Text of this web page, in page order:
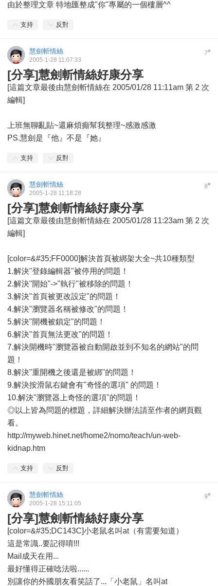
由於整理文章 特地匯整成"你"專屬的一個樓層^^
支持 反對
7#
慧劍斬情絲
2005-1-28 11:07:33
[分享]慧劍斬情絲好康分享
[這篇文章最後由慧劍斬情絲在 2005/01/28 11:11am 第 2 次
編輯]
上班無聊亂貼~還麻煩癲幫我整理~感激感激
PS.慧劍是『他』不是『她』
支持 反對
8#
慧劍斬情絲
2005-1-28 11:18:28
[分享]慧劍斬情絲好康分享
[這篇文章最後由慧劍斬情絲在 2005/01/28 11:23am 第 2 次
編輯]
[color=&#35;FF0000]解決首頁被綁架大全~共10種類型
1.解決"登錄編輯器"被停用的問題！
2.解決"開始"->"執行"被移除的問題！
3.解決"首頁被更改設定"的問題！
4.解決"瀏覽器名稱被修改"的問題！
5.解決"開機被鎖定"的問題！
6.解決"首頁無法更改"的問題！
7.解決開機時"瀏覽器被自動開啟並到不知名的網站"的問
題！
8.解決"重開機之後還是被綁"的問題！
9.解決按滑鼠右鍵會有"奇怪的選項" 的問題！
10.解決"瀏覽器上奇怪的選項"的問題！
◎以上皆為問題的標題，詳細解決辦法請至作者的網頁觀
看。
http://myweb.hinet.net/home2/nomo/teach/un-web-
kidnap.htm
支持 反對
9#
慧劍斬情絲
2005-1-28 15:11:05
[分享]慧劍斬情絲好康分享
[color=&#35;DC143C]小老鼠名叫at（有需要知道）
這是常識..要記得唷!!!
Mail成天在用...
最好懂得正確唸法啦......
別讓你的外國朋友看笑話了...「小老鼠」名叫at